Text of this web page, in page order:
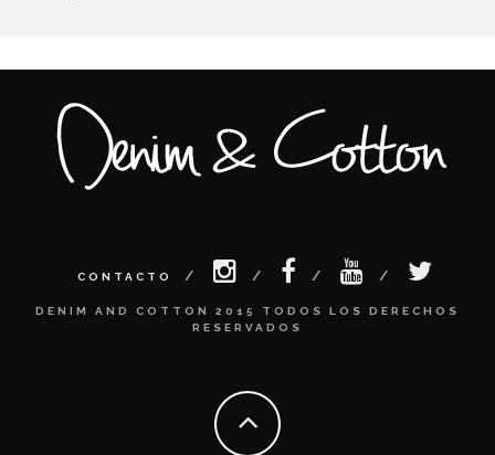
CONTACTO
DENIM AND COTTON 2015 TODOS LOS DERECHOS
RESERVADOS